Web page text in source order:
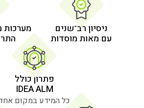
מוסדות
מערכות מותאמות לעולם
התרבות והמידע
כל המידע במקום אחד